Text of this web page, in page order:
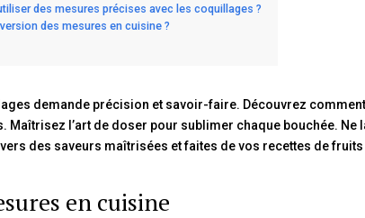
des mesures précises avec les coquillages ?
des mesures en cuisine ?
demande précision et savoir-faire. Découvrez
Maîtrisez l’art de doser pour sublimer chaque bouchée. Ne
des saveurs maîtrisées et faites de vos recettes de
en cuisine